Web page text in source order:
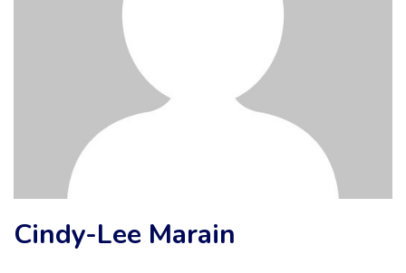
Cindy-Lee Marain